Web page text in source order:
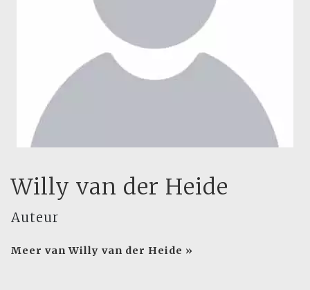
Willy van der Heide
Auteur
Meer van Willy van der Heide »